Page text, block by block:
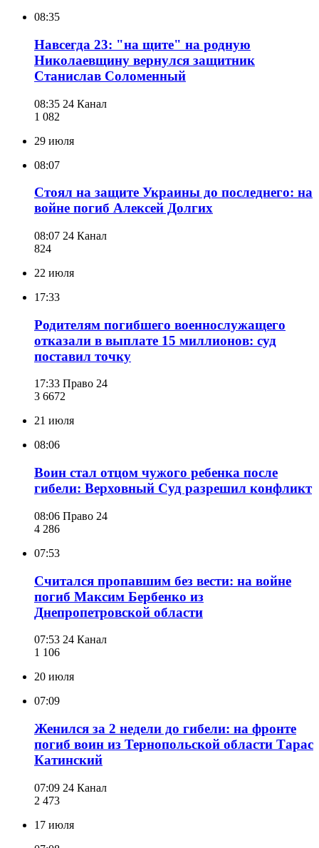
08:35
Навсегда 23: "на щите" на родную
Николаевщину вернулся защитник
Станислав Соломенный
08:35 24 Канал
1 082
29 июля
08:07
Стоял на защите Украины до последнего: на
войне погиб Алексей Долгих
08:07 24 Канал
824
22 июля
17:33
Родителям погибшего военнослужащего
отказали в выплате 15 миллионов: суд
поставил точку
17:33 Право 24
3 6672
21 июля
08:06
Воин стал отцом чужого ребенка после
гибели: Верховный Суд разрешил конфликт
08:06 Право 24
4 286
07:53
Считался пропавшим без вести: на войне
погиб Максим Бербенко из
Днепропетровской области
07:53 24 Канал
1 106
20 июля
07:09
Женился за 2 недели до гибели: на фронте
погиб воин из Тернопольской области Тарас
Катинский
07:09 24 Канал
2 473
17 июля